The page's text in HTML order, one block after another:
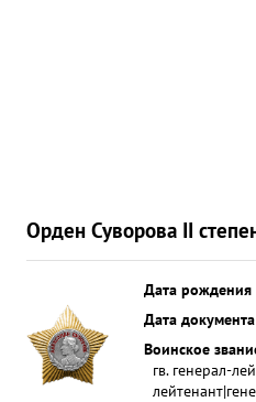
Орден Суворова II
Дата рождения
Дата документа
Воинское
гв. генерал-